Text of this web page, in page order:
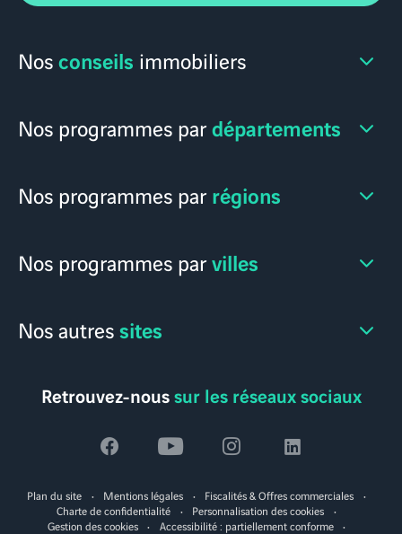
Nosconseils immobiliers
Nos programmes pardépartements
Nos programmes par régions
Nos programmes parvilles
Nos autressites
Retrouvez-noussur les réseaux sociaux
Voir
la
page
Voir
la
page
Voir
la
page
Voir
page
Plan du site Mentions légales
Fiscalités & Offres commerciales
Charte de confidentialité
Personnalisation des cookies
Gestion des cookies
Accessibilité : partiellement conforme